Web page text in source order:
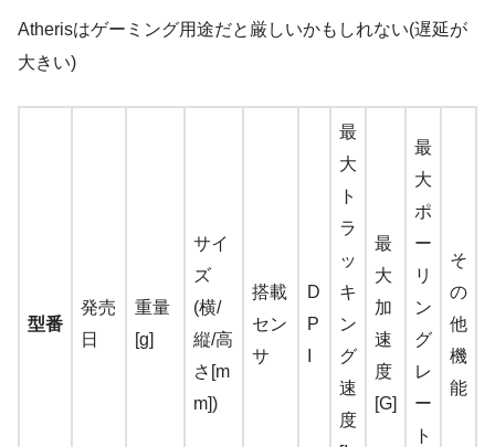
Atherisはゲーミング用途だと厳しいかもしれない(遅延が
大きい)
型番
発売
日
重量
[g]
サイ
ズ
(横/
縦/高
さ[m
m])
搭載
セン
サ
D
P
最
大
ト
ラ
ッ
キ
ン
グ
速
度
最
大
加
速
度
[G]
最
大
ポ
ー
リ
ン
グ
レ
ー
ト
そ
の
他
機
能